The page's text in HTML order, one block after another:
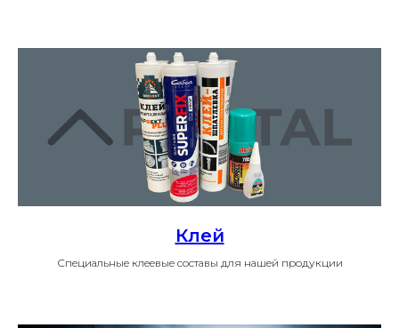
Клей
Специальные клеевые составы для нашей продукции